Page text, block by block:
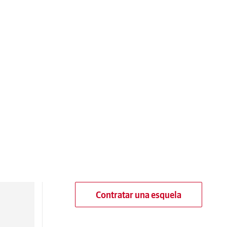
Contratar una esquela